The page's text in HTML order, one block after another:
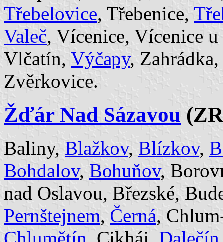
Třebelovice, Třebenice,
Valeč, Vícenice, Vícenice
Vlčatín, Výčapy,
Zvěrkovice.
Žďár Nad Sázavou
Baliny, Blažkov, Blízkov,
Bohdalov, Bohuňov,
nad Oslavou, Březské,
Pernštejnem, Černá,
Chlumětín , Cikháj, Dalečín